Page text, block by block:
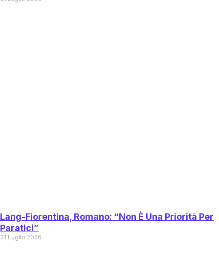
Lang-Fiorentina, Romano: “Non È Una Priorità Per
Paratici”
31 Luglio 2026